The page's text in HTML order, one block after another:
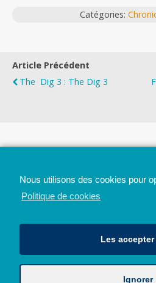
Catégories:
Article Précédent
The Dig 3 : The Dig 3
Nous utilisons des cookies pour
Politique de cookies
Les
Ignorer